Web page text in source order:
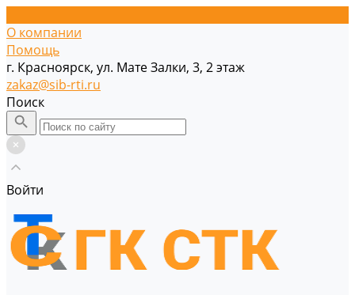
О компании
Помощь
г. Красноярск, ул. Мате Залки, 3, 2 этаж
zakaz@sib-rti.ru
Поиск
Войти